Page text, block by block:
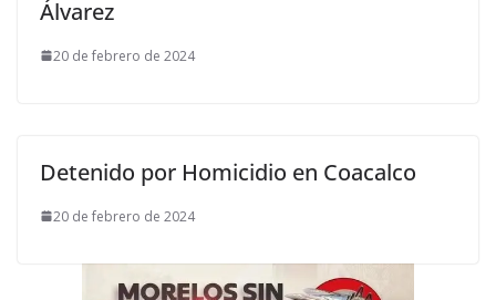
Álvarez
20 de febrero de 2024
Detenido por Homicidio en Coacalco
20 de febrero de 2024